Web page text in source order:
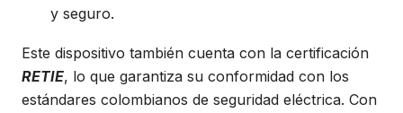
y seguro.
Este dispositivo también cuenta con la certificación
RETIE, lo que garantiza su conformidad con los
estándares colombianos de seguridad eléctrica. Con